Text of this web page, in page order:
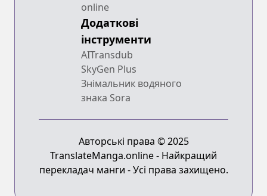
online
Додаткові
інструменти
AITransdub
SkyGen Plus
Знімальник водяного
знака Sora
Авторські права © 2025
TranslateManga.online - Найкращий
перекладач манги - Усі права захищено.